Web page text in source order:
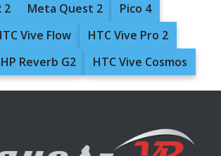
2
Meta Quest 2
Pico 4
Vive Flow
HTC Vive Pro 2
HP Reverb G2 HTC Vive Cosmos